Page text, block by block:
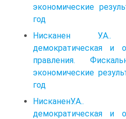
экономические
год
Нисканен У.А..
демократическая и
правления.
экономические
год
НисканенУ.А..
демократическая и